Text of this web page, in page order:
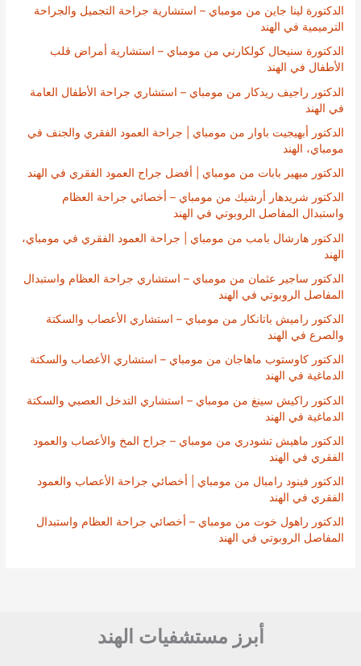
الدكتورة لينا جاين من مومباي – استشارية جراحة التجميل والجراحة
الترميمية في الهند
الدكتورة سنيحال كولكارني من مومباي – استشارية أمراض قلب
الأطفال في الهند
الدكتور راجيف ريدكار من مومباي – استشاري جراحة الأطفال العامة
في الهند
الدكتور أبهيجيت باوار من مومباي | جراحة العمود الفقري والجنف في
مومباي، الهند
الدكتور ميهير بابات من مومباي | أفضل جراح العمود الفقري في الهند
الدكتور شريدهار أرشيك من مومباي – أخصائي جراحة العظام
واستبدال المفاصل الروبوتي في الهند
الدكتور هارشال بامب من مومباي | جراحة العمود الفقري في مومباي،
الهند
الدكتور ساجير عثمان من مومباي – استشاري جراحة العظام واستبدال
المفاصل الروبوتي في الهند
الدكتور راميش باتانكار من مومباي – استشاري الأعصاب والسكتة
والصرع في الهند
الدكتور كاوستوب ماهاجان من مومباي – استشاري الأعصاب والسكتة
الدماغية في الهند
الدكتور راكيش سينغ من مومباي – استشاري التدخل العصبي والسكتة
الدماغية في الهند
الدكتور ماهيش تشودري من مومباي – جراح المخ والأعصاب والعمود
الفقري في الهند
الدكتور فينود رامبال من مومباي | أخصائي جراحة الأعصاب والعمود
الفقري في الهند
الدكتور راهول خوت من مومباي – أخصائي جراحة العظام واستبدال
المفاصل الروبوتي في الهند
أبرز مستشفيات الهند